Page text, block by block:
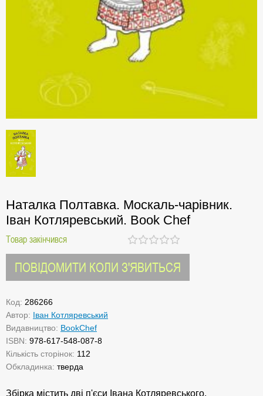
Наталка Полтавка. Москаль-чарівник.
Іван Котляревський. Book Chef
Товар закінчився
ПОВІДОМИТИ КОЛИ З'ЯВИТЬСЯ
Код: 286266
Автор: Іван Котляревський
Видавництво: BookChef
ISBN: 978-617-548-087-8
Кількість сторінок: 112
Обкладинка: тверда
Збірка містить дві п'єси Івана Котляревського,